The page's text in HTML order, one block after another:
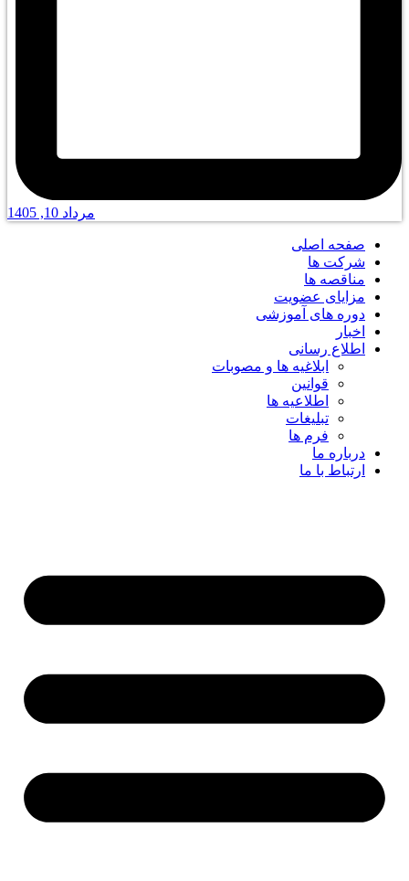
مرداد 10, 1405
صفحه اصلی
شرکت ها
مناقصه ها
مزایای عضویت
دوره های آموزشی
اخبار
اطلاع رسانی
ابلاغیه ها و مصوبات
قوانین
اطلاعیه ها
تبلیغات
فرم ها
درباره ما
ارتباط با ما